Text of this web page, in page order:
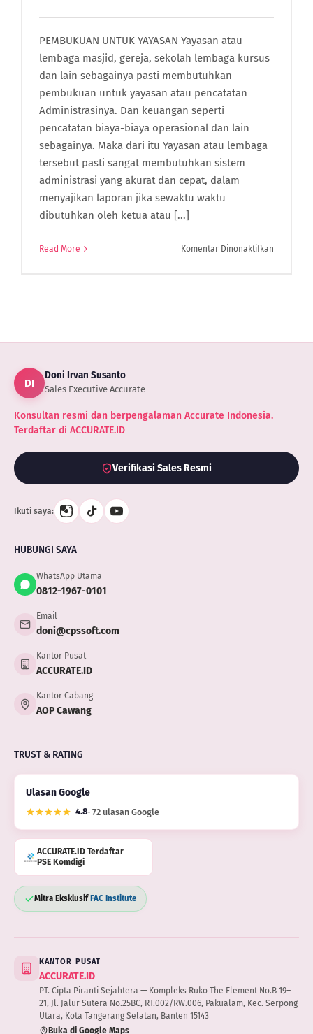
PEMBUKUAN UNTUK YAYASAN Yayasan atau
lembaga masjid, gereja, sekolah lembaga kursus
dan lain sebagainya pasti membutuhkan
pembukuan untuk yayasan atau pencatatan
Administrasinya. Dan keuangan seperti
pencatatan biaya-biaya operasional dan lain
sebagainya. Maka dari itu Yayasan atau lembaga
tersebut pasti sangat membutuhkan sistem
administrasi yang akurat dan cepat, dalam
menyajikan laporan jika sewaktu waktu
dibutuhkan oleh ketua atau [...]
Read More Komentar Dinonaktifkan
DI
Doni Irvan Susanto
Sales Executive Accurate
Konsultan resmi dan berpengalaman Accurate Indonesia.
Terdaftar di ACCURATE.ID
Verifikasi Sales Resmi
Ikuti saya:
HUBUNGI SAYA
WhatsApp Utama
0812-1967-0101
Email
doni@cpssoft.com
Kantor Pusat
ACCURATE.ID
Kantor Cabang
AOP Cawang
TRUST & RATING
Ulasan Google
4.8· 72 ulasan Google
ACCURATE.ID Terdaftar
PSE Komdigi
Mitra Eksklusif FAC Institute
KANTOR PUSAT
ACCURATE.ID
PT. Cipta Piranti Sejahtera — Kompleks Ruko The Element No.B 19–
21, Jl. Jalur Sutera No.25BC, RT.002/RW.006, Pakualam, Kec. Serpong
Utara, Kota Tangerang Selatan, Banten 15143
Buka di Google Maps